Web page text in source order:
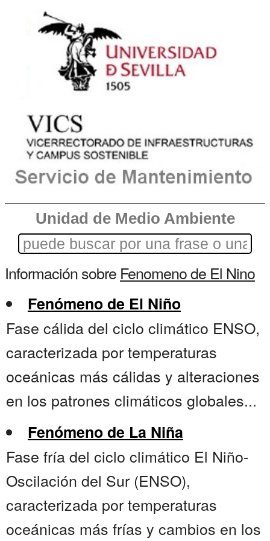
Unidad de Medio Ambiente
Información sobre Fenomeno de El Nino
Fenómeno de El Niño
Fase cálida del ciclo climático ENSO,
caracterizada por temperaturas
oceánicas más cálidas y alteraciones
en los patrones climáticos globales...
Fenómeno de La Niña
Fase fría del ciclo climático El Niño-
Oscilación del Sur (ENSO),
caracterizada por temperaturas
oceánicas más frías y cambios en los